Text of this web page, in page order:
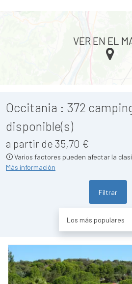
Occitania : 372
disponible(s)
a partir de 35,70 €
Varios factores pueden afectar la
Más información
Filtrar
VER EN EL